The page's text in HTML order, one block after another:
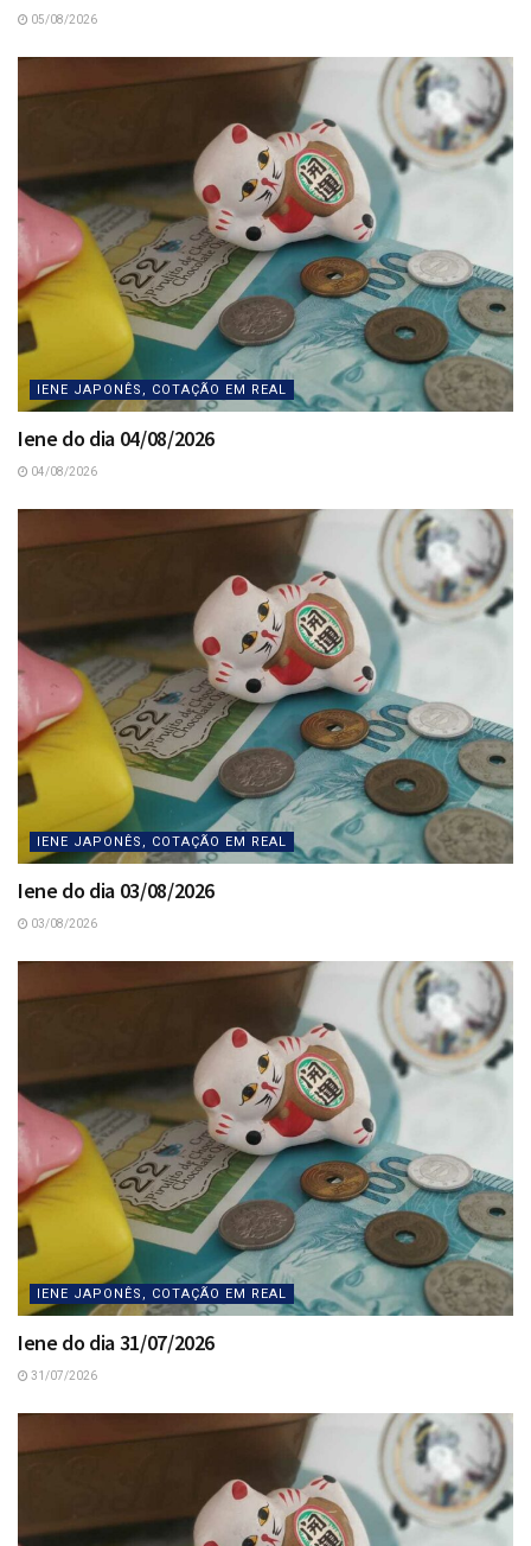
05/08/2026
IENE JAPONÊS, COTAÇÃO EM REAL
Iene do dia 04/08/2026
04/08/2026
IENE JAPONÊS, COTAÇÃO EM REAL
Iene do dia 03/08/2026
03/08/2026
IENE JAPONÊS, COTAÇÃO EM REAL
Iene do dia 31/07/2026
31/07/2026